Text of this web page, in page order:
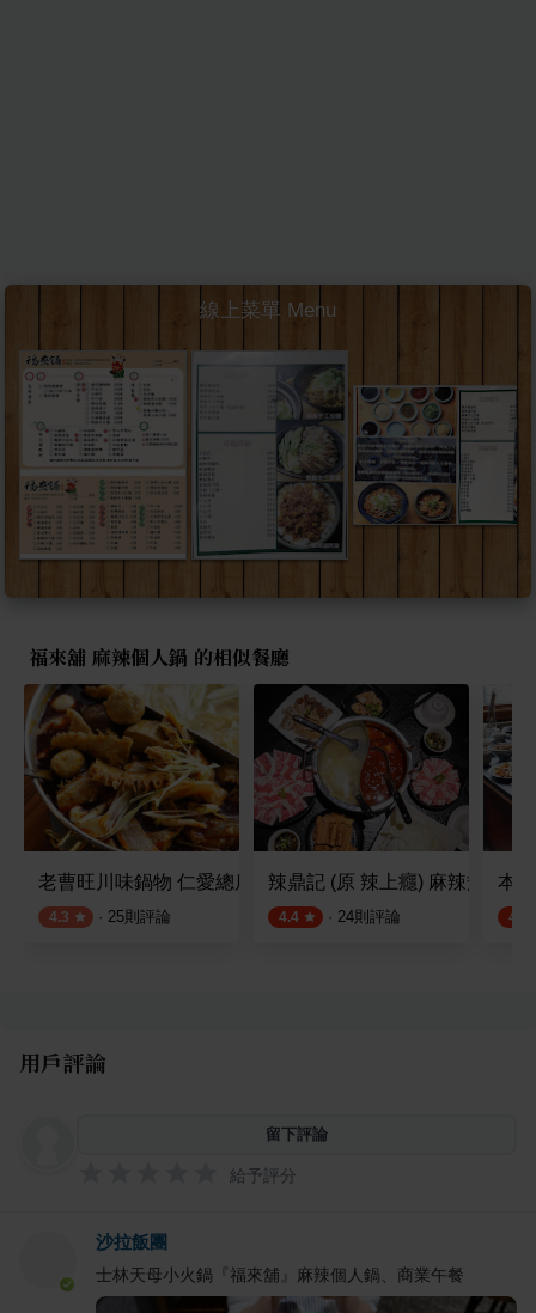
線上菜單 Menu
福來舖 麻辣個人鍋 的相似餐廳
老曹旺川味鍋物 仁愛總店
4.3 · 25則評論
辣鼎記 (原 辣上癮) 麻辣鴛鴦火
4.4 · 24則評論
本
4.7
用戶評論
留下評論
給予評分
沙拉飯團
士林天母小火鍋『福來舖』麻辣個人鍋、商業午餐